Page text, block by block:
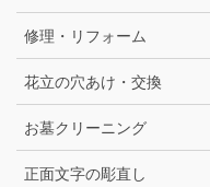
修理・リフォーム
花立の穴あけ・交換
お墓クリーニング
正面文字の彫直し